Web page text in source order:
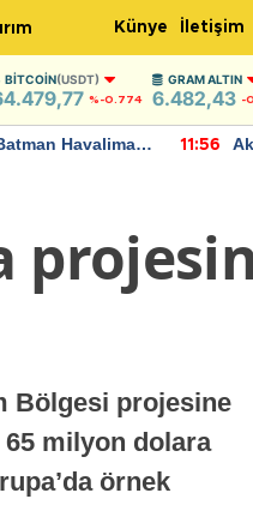
Künye İletişim
BITCOIN(USDT)
%-0.774
GRAM ALTIN
6.482,43 -
Havalimanı
11:56
Bölgesi projesine
65 milyon dolara
örnek